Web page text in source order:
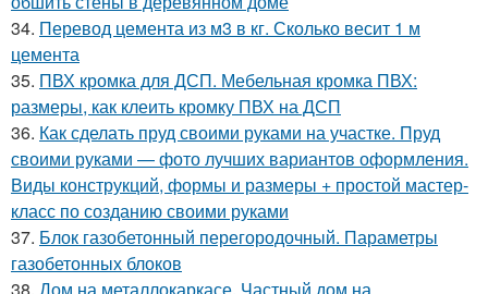
34. Перевод цемента из м3 в кг. Сколько весит 1 м
цемента
35. ПВХ кромка для ДСП. Мебельная кромка ПВХ:
размеры, как клеить кромку ПВХ на ДСП
36. Как сделать пруд своими руками на участке. Пруд
своими руками — фото лучших вариантов оформления.
Виды конструкций, формы и размеры + простой мастер-
класс по созданию своими руками
37. Блок газобетонный перегородочный. Параметры
газобетонных блоков